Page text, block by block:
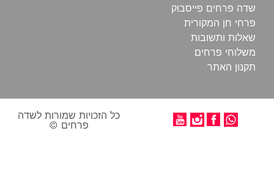
שדה פרחים פייסבוק
פרחי חן‎ המקורית
שאלות ותשובות
משלוחי פרחים‎
תקנון האתר
כל הזכויות שמורות לשדה
פרחים ©